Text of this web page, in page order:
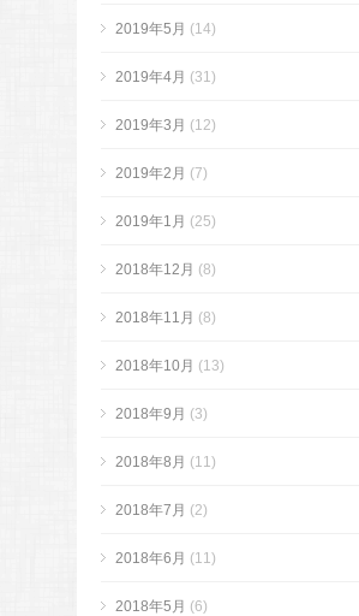
2019年5月 (14)
2019年4月 (31)
2019年3月 (12)
2019年2月 (7)
2019年1月 (25)
2018年12月 (8)
2018年11月 (8)
2018年10月 (13)
2018年9月 (3)
2018年8月 (11)
2018年7月 (2)
2018年6月 (11)
2018年5月 (6)